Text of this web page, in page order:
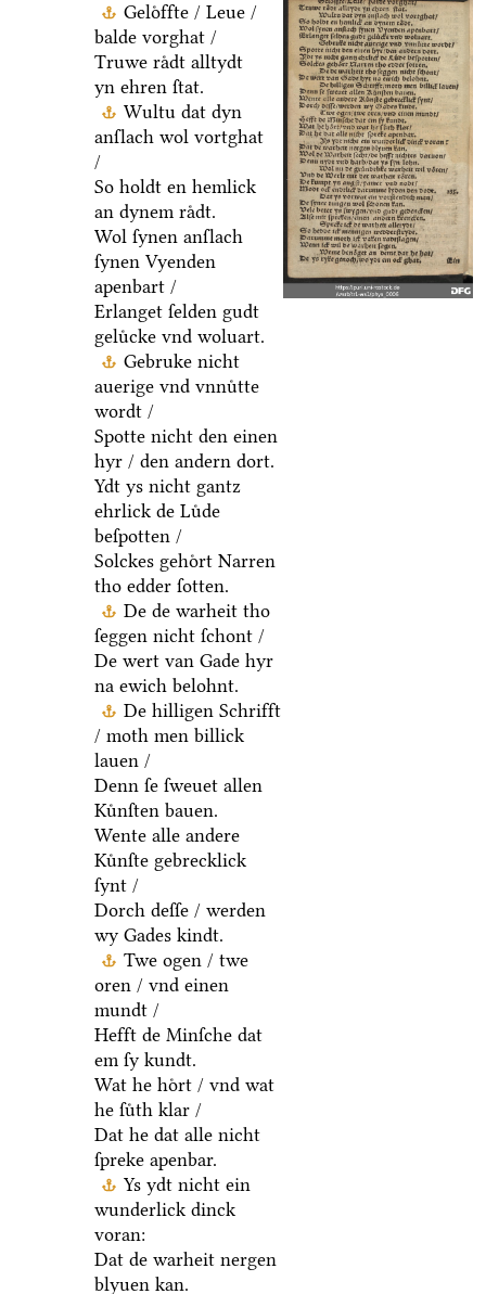
Geloͤffte / Leue /
balde vorghat /
Truwe raͤdt alltydt
yn ehren ſtat.
Wultu dat dyn
anſlach wol vortghat
/
So holdt en hemlick
an dynem raͤdt.
Wol ſynen anſlach
ſynen Vyenden
apenbart /
Erlanget ſelden gudt
geluͤcke vnd woluart.
Gebruke nicht
auerige vnd vnnuͤtte
wordt /
Spotte nicht den einen
hyr / den andern dort.
Ydt ys nicht gantz
ehrlick de Luͤde
beſpotten /
Solckes gehoͤrt Narren
tho edder ſotten.
De de warheit tho
ſeggen nicht ſchont /
De wert van Gade hyr
na ewich belohnt.
De hilligen Schrifft
/ moth men billick
lauen /
Denn ſe ſweuet allen
Kuͤnſten bauen.
Wente alle andere
Kuͤnſte gebrecklick
ſynt /
Dorch deſſe / werden
wy Gades kindt.
Twe ogen / twe
oren / vnd einen
mundt /
Hefft de Minſche dat
em ſy kundt.
Wat he hoͤrt / vnd wat
he ſuͤth klar /
Dat he dat alle nicht
ſpreke apenbar.
Ys ydt nicht ein
wunderlick dinck
voran:
Dat de warheit nergen
blyuen kan.